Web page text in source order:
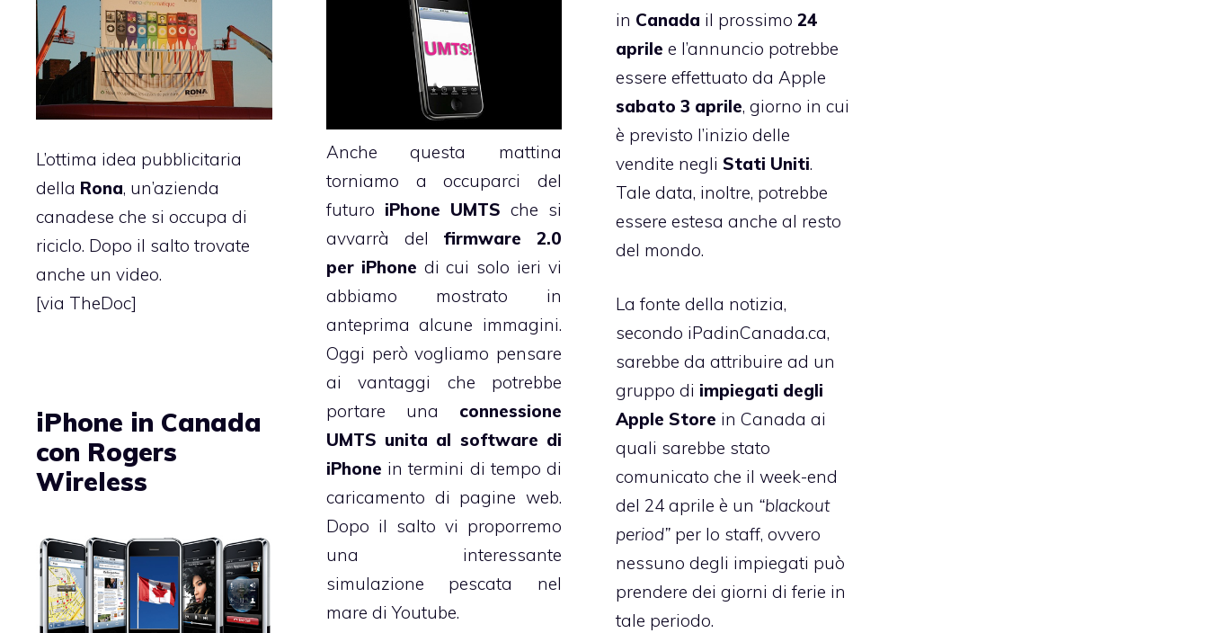
in Canada il prossimo24
aprile e l’annuncio potrebbe
essere effettuato da Apple
sabato 3 aprile, giorno in cui
è previsto l’inizio delle
vendite negliStati Uniti.
Tale data, inoltre, potrebbe
essere estesa anche al resto
del mondo.
La fonte della notizia,
secondo iPadinCanada.ca,
sarebbe da attribuire ad un
gruppo di impiegati degli
Apple Store in Canada ai
quali sarebbe stato
comunicato che il week-end
del 24 aprile è un “blackout
period” per lo staff, ovvero
nessuno degli impiegati può
prendere dei giorni di ferie in
tale periodo.
L’ottima idea pubblicitaria
della Rona, un’azienda
canadese che si occupa di
riciclo. Dopo il salto trovate
anche un video.
[via TheDoc]
Anche questa mattina
torniamo a occuparci del
futuro iPhone UMTS che si
avvarrà del firmware 2.0
per iPhone di cui solo ieri vi
abbiamo mostrato in
anteprima alcune immagini.
Oggi però vogliamo pensare
ai vantaggi che potrebbe
portare una connessione
UMTS unita al software di
iPhone in termini di tempo di
caricamento di pagine web.
Dopo il salto vi proporremo
una interessante
simulazione pescata nel
mare di Youtube.
iPhone in Canada
con Rogers
Wireless